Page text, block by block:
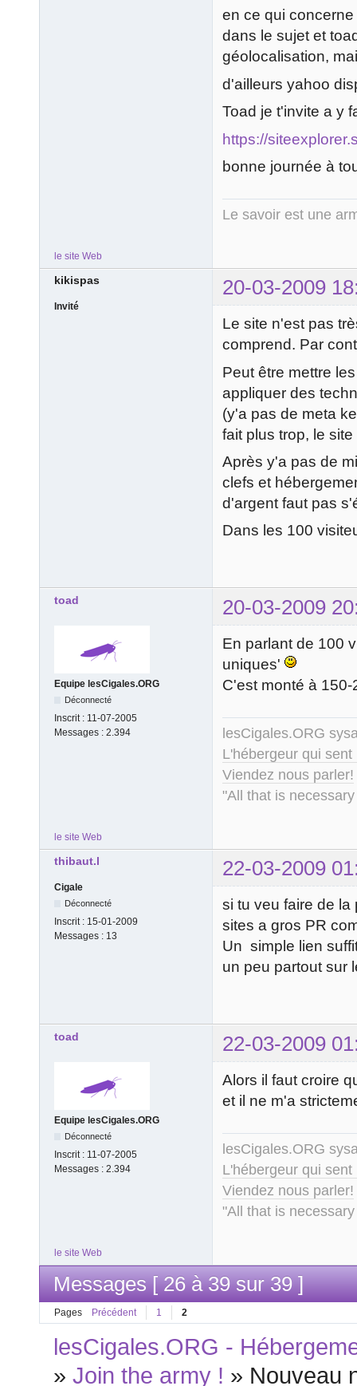
en ce qui
dans le sujet et
géolocalisation,
d'ailleurs yahoo
Toad je t'invite a y
https://
bonne journée à
Le savoir est une
le site Web
kikispas 20-03-2009
Invité
Le site n'est pas
comprend. Par
Peut être mettre
appliquer des
(y'a pas de meta
fait plus trop, le
Après y'a pas de
clefs et
d'argent faut pas
Dans les 100
toad 20-03-2009
Equipe lesCigales.ORG
Déconnecté
Inscrit : 11-07-2005
Messages : 2.394
En parlant de 100
uniques'
C'est monté à 150-
lesCigales.ORG
L'hébergeur qui
Viendez nous parler!
"All that is
le site Web
thibaut.l 22-03-2009
Cigale
Déconnecté
Inscrit : 15-01-2009
Messages : 13
si tu veu faire de la
sites a gros PR
Un simple lien
un peu partout sur
toad 22-03-2009
Equipe lesCigales.ORG
Déconnecté
Inscrit : 11-07-2005
Messages : 2.394
Alors il faut croire
et il ne m'a
lesCigales.ORG
L'hébergeur qui
Viendez nous parler!
"All that is
le site Web
Messages [ 26 à 39 sur 39 ]
Pages Précédent 1 2
lesCigales.ORG -
»Join the army ! » Nouveau